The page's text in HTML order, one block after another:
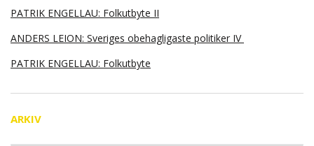
PATRIK ENGELLAU: Folkutbyte II
ANDERS LEION: Sveriges obehagligaste politiker IV
PATRIK ENGELLAU: Folkutbyte
ARKIV